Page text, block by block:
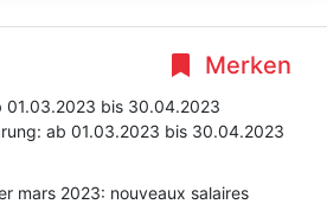
Merken
01.03.2023 bis 30.04.2023
ab 01.03.2023 bis 30.04.2023
mars 2023: nouveaux salaires